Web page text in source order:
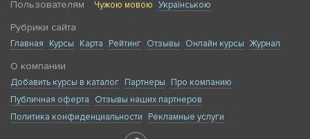
Пользователям Чужою мовою Українською
Рубрики сайта
Главная Курсы Карта Рейтинг Отзывы Онлайн курсы Журнал
О компании
Добавить курсы в каталог Партнеры
Про компанию
Публичная оферта
Отзывы наших партнеров
Политика конфиденциальности
Рекламные услуги